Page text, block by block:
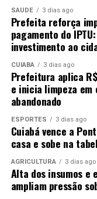
SAÚDE 3 dias ago
Prefeita reforça
pagamento do
investimento ao
CUIABÁ 3 dias ago
Prefeitura aplica
e inicia limpeza em
abandonado
ESPORTES 3 dias ago
Cuiabá vence a
casa e sobe na
AGRICULTURA 3 dias ago
Alta dos insumos e
ampliam pressão